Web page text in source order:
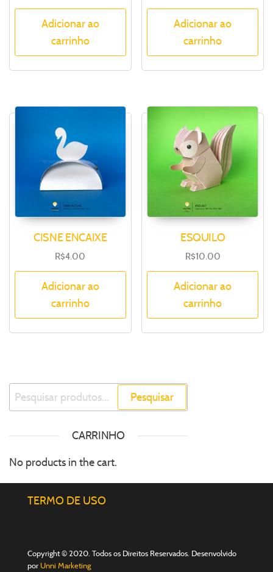
Adicionar ao
carrinho
Adicionar ao
carrinho
CISNE ENCAIXE
R$4.00
Adicionar ao
carrinho
ESQUILO
R$10.00
Adicionar ao
carrinho
Pesquisar
CARRINHO
No products in the cart.
TERMO DE USO
Copyright © 2020. Todos os Direitos Reservados. Desenvolvido
por Unni Marketing